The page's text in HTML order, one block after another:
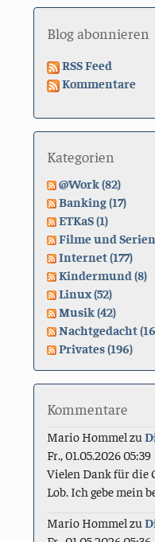
Blog abonnieren
RSS Feed
Kommentare
Kategorien
@Work (82)
Banking (17)
ETKaS (1)
Filme und Serien
Internet (177)
Kindermund (8)
Linux (52)
Musik (42)
Nachtgedacht
Privates (196)
Kommentare
Mario Hommel zu
Fr., 01.05.2026 05:39
Vielen Dank für die
Lob. Ich gebe mein
Mario Hommel zu